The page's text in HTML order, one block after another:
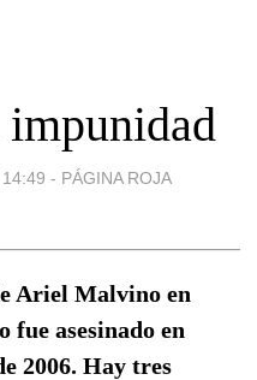
- PÁGINA ROJA
Ariel Malvino en
asesinado en
2006. Hay tres